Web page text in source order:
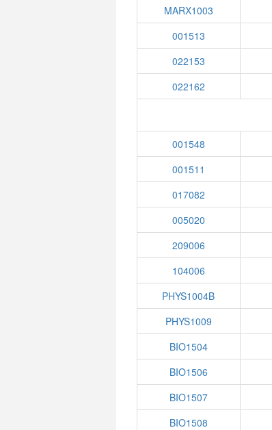
MARX1003
001513
022153
022162
001548
001511
017082
005020
209006
104006
PHYS1004B
PHYS1009
BIO1504
BIO1506
BIO1507
BIO1508